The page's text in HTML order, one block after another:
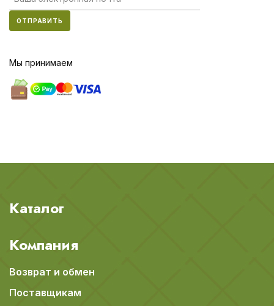
ОТПРАВИТЬ
Мы принимаем
Каталог
Компания
Возврат и обмен
Поставщикам